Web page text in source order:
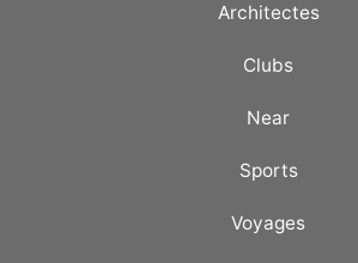
Architectes
Clubs
Near
Sports
Voyages